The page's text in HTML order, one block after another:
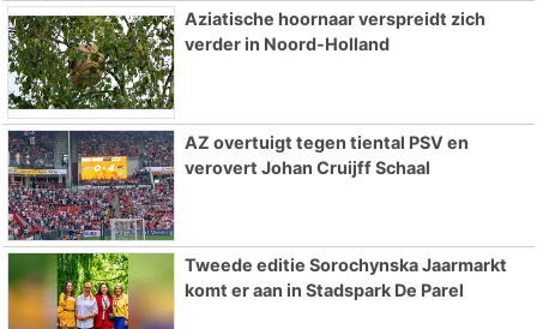
Aziatische hoornaar verspreidt zich
verder in Noord-Holland
AZ overtuigt tegen tiental PSV en
verovert Johan Cruijff Schaal
Tweede editie Sorochynska Jaarmarkt
komt er aan in Stadspark De Parel